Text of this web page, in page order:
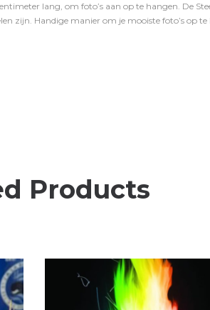
lang, om foto’s aan op te hangen. De
zijn. Handige manier om je mooiste foto’s op
Products